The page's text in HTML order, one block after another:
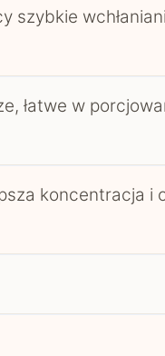
szybkie
łatwe w
koncentracja i